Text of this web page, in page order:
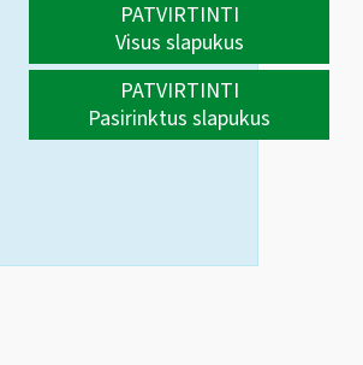
PATVIRTINTI
Visus slapukus
PATVIRTINTI
Pasirinktus slapukus